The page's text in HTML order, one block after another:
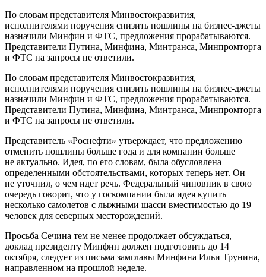
По словам представителя Минвостокразвития,
исполнителями поручения снизить пошлины на бизнес-джеты
назначили Минфин и ФТС, предложения прорабатываются.
Представители Путина, Минфина, Минтранса, Минпромторга
и ФТС на запросы не ответили.
По словам представителя Минвостокразвития,
исполнителями поручения снизить пошлины на бизнес-джеты
назначили Минфин и ФТС, предложения прорабатываются.
Представители Путина, Минфина, Минтранса, Минпромторга
и ФТС на запросы не ответили.
Представитель «Роснефти» утверждает, что предложению
отменить пошлины больше года и для компании больше
не актуально. Идея, по его словам, была обусловлена
определенными обстоятельствами, которых теперь нет. Он
не уточнил, о чем идет речь. Федеральный чиновник в свою
очередь говорит, что у госкомпании была идея купить
несколько самолетов с лыжными шасси вместимостью до 19
человек для северных месторождений.
Просьба Сечина тем не менее продолжает обсуждаться,
доклад президенту Минфин должен подготовить до 14
октября, следует из письма замглавы Минфина Ильи Трунина,
направленном на прошлой неделе.